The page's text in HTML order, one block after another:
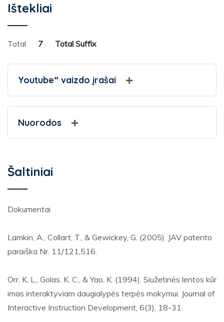
Ištekliai
Total 7 Total Suffix
Youtube“ vaizdo įrašai
Nuorodos
Šaltiniai
Dokumentai
Lamkin, A., Collart, T., & Gewickey, G. (2005). JAV patento
paraiška Nr. 11/121,516.
Orr, K. L., Golas, K. C., & Yao, K. (1994). Siužetinės lentos kūr
imas interaktyviam daugialypės terpės mokymui. Journal of
Interactive Instruction Development, 6(3), 18-31.